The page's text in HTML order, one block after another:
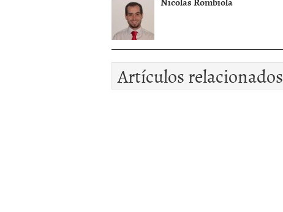
Artículos relacionados